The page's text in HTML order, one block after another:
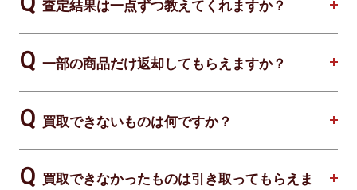
査定結果は一点ずつ教えてくれますか？
一部の商品だけ返却してもらえますか？
買取できないものは何ですか？
買取できなかったものは引き取ってもらえま